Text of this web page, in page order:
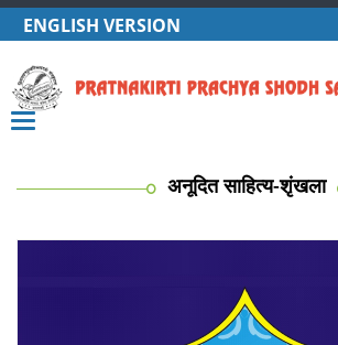
ENGLISH VERSION
अनूदित साहित्य-शृंखला